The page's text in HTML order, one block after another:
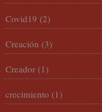
Covid19 (2)
Creación (3)
Creador (1)
crecimiento (1)